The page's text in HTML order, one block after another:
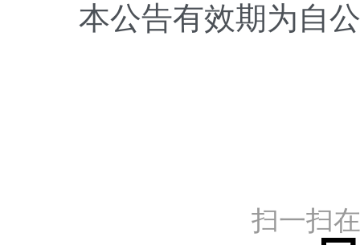
本公告有效期为自公
扫一扫